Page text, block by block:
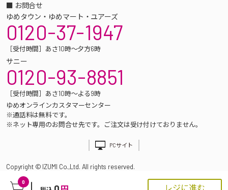
0
レジに進む
■ お問合せ
ゆめタウン・ゆめマート・ユアーズ
0120-37-1947
［受付時間］あさ10時～夕方6時
サニー
0120-93-8851
［受付時間］あさ10時～よる9時
ゆめオンラインカスタマーセンター
※通話料は無料です。
※ネット専用のお問合せ先です。ご注文は受け付けておりません。
PCサイト
Copyright © IZUMI Co.,Ltd. All rights reserved.